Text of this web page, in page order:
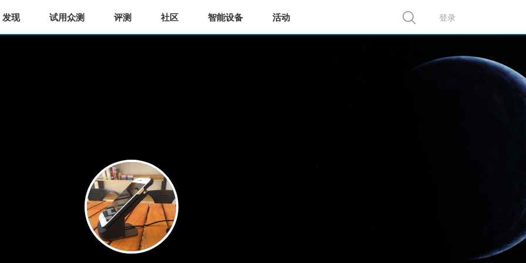
发现 试用众测 评测 社区 智能设备 活动 登录